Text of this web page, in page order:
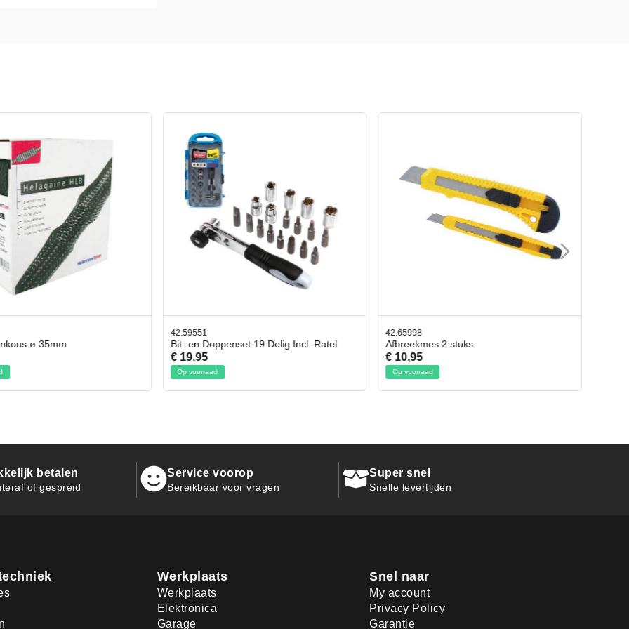
ø 35mm
42.59551
Bit- en Doppenset 19 Delig Incl. Ratel
€ 19,95
Op voorraad
42.65998
Afbreekmes 2 stuks
€ 10,95
Op voorraad
betalen
of gespreid
Service voorop
Bereikbaar voor vragen
Super snel
Snelle levertijden
Werkplaats
Werkplaats
Elektronica
Garage
Snel naar
My account
Privacy Policy
Garantie